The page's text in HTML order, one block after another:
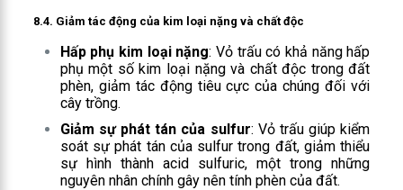
8.4. Giảm tác động của kim loại nặng và chất độc
Hấp phụ kim loại nặng: Vỏ trấu có khả năng hấp
phụ một số kim loại nặng và chất độc trong đất
phèn, giảm tác động tiêu cực của chúng đối với
cây trồng.
Giảm sự phát tán của sulfur: Vỏ trấu giúp kiểm
soát sự phát tán của sulfur trong đất, giảm thiểu
sự hình thành acid sulfuric, một trong những
nguyên nhân chính gây nên tính phèn của đất.